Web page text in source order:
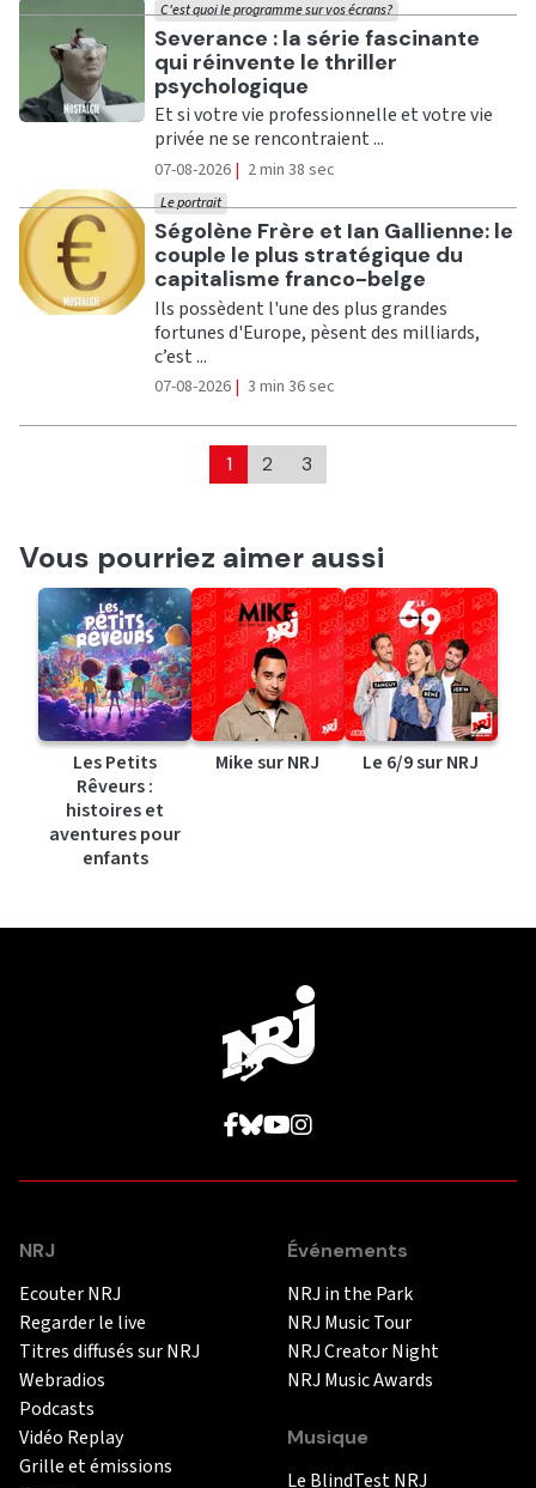
Ecouter
Severance : la série fascinante
qui réinvente le thriller
psychologique
C'est quoi le programme sur vos écrans?
Et si votre vie professionnelle et votre vie
privée ne se rencontraient ...
07-08-2026 | 2 min 38 sec
Ecouter
Ségolène Frère et Ian Gallienne: le
couple le plus stratégique du
capitalisme franco-belge
Le portrait
Ils possèdent l'une des plus grandes
fortunes d'Europe, pèsent des milliards,
c’est ...
07-08-2026 | 3 min 36 sec
1 2 3
Vous pourriez aimer aussi
Les Petits
Rêveurs :
histoires et
aventures pour
enfants
Mike sur NRJ Le 6/9 sur NRJ
NRJ
Ecouter NRJ
Regarder le live
Titres diffusés sur NRJ
Webradios
Podcasts
Vidéo Replay
Grille et émissions
Événements
NRJ in the Park
NRJ Music Tour
NRJ Creator Night
NRJ Music Awards
Musique
Le BlindTest NRJ